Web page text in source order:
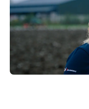
Ontmoet